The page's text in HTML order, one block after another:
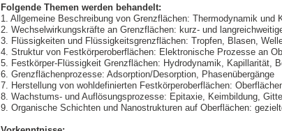
Folgende Themen werden behandelt:
1. Allgemeine Beschreibung von Grenzflächen: Thermodynamik und
2. Wechselwirkungskräfte an Grenzflächen: kurz- und
3. Flüssigkeiten und Flüssigkeitsgrenzflächen: Tropfen, Blasen,
4. Struktur von Festkörperoberflächen: Elektronische Prozesse an
5. Festkörper-Flüssigkeit Grenzflächen: Hydrodynamik, Kapillarität,
6. Grenzflächenprozesse: Adsorption/Desorption, Phasenübergänge
7. Herstellung von wohldefinierten Festkörperoberflächen:
8. Wachstums- und Auflösungsprozesse: Epitaxie, Keimbildung,
9. Organische Schichten und Nanostrukturen auf Oberflächen: